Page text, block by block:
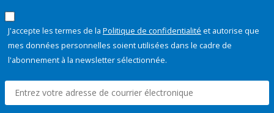
J'accepte les termes de la Politique de confidentialité et autorise que
mes données personnelles soient utilisées dans le cadre de
l'abonnement à la newsletter sélectionnée.